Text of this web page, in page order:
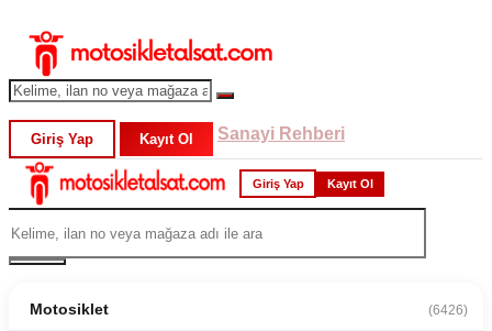
Giriş Yap Kayıt Ol Sanayi Rehberi
Giriş Yap Kayıt Ol
Motosiklet (6426)